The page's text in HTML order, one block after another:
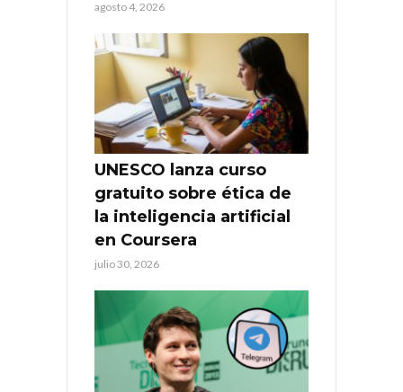
agosto 4, 2026
UNESCO lanza curso
gratuito sobre ética de
la inteligencia artificial
en Coursera
julio 30, 2026